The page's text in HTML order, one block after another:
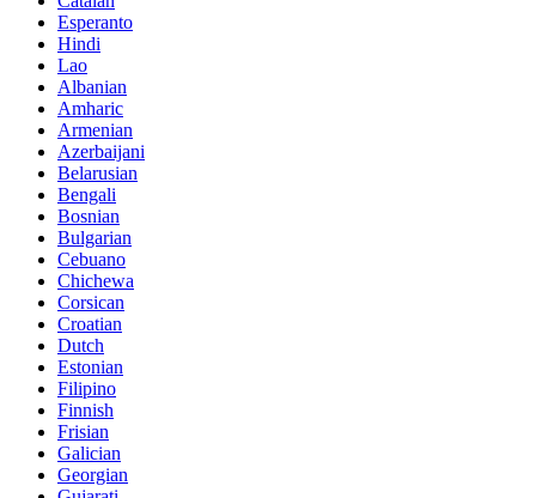
Esperanto
Hindi
Lao
Albanian
Amharic
Armenian
Azerbaijani
Belarusian
Bengali
Bosnian
Bulgarian
Cebuano
Chichewa
Corsican
Croatian
Dutch
Estonian
Filipino
Finnish
Frisian
Galician
Georgian